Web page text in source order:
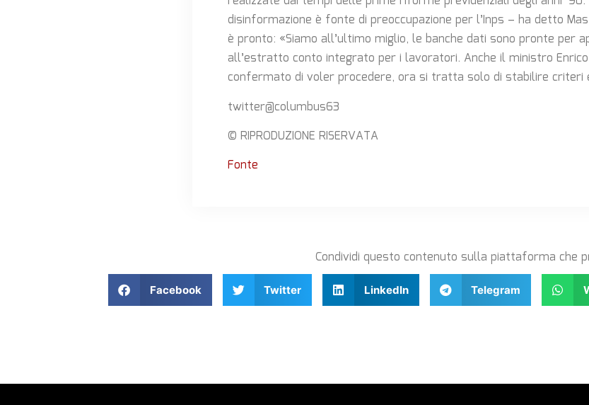
disinformazione è fonte di preoccupazione per l’Inps – ha detto
è pronto: «Siamo all’ultimo miglio, le banche dati sono pronte per
all’estratto conto integrato per i lavoratori. Anche il ministro Enrico
confermato di voler procedere, ora si tratta solo di stabilire criteri
twitter@columbus63
© RIPRODUZIONE RISERVATA
Fonte
Condividi questo contenuto sulla piattaforma che
Facebook Twitter LinkedIn Telegram